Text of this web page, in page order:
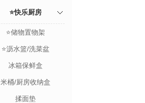
⭐快乐厨房
⭐储物置物架
⭐沥水篮/洗菜盆
冰箱保鲜盒
米桶/厨房收纳盒
揉面垫